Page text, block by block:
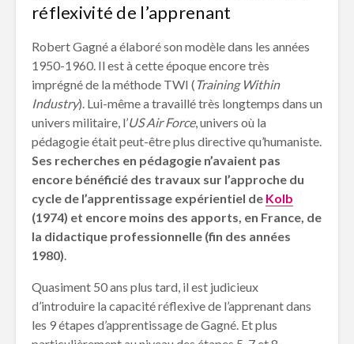
réflexivité de l’apprenant
Robert Gagné a élaboré son modèle dans les années
1950-1960. Il est à cette époque encore très
imprégné de la méthode TWI ( Training Within
Industry). Lui-même a travaillé très longtemps dans un
univers militaire, l’US Air Force, univers où la
pédagogie était peut-être plus directive qu’humaniste.
Ses recherches en pédagogie n’avaient pas
encore bénéficié des travaux sur l’approche du
cycle de l’apprentissage expérientiel de Kolb
(1974) et encore moins des apports, en France, de
la didactique professionnelle (fin des années
1980).
Quasiment 50 ans plus tard, il est judicieux
d’introduire la capacité réflexive de l’apprenant dans
les 9 étapes d’apprentissage de Gagné. Et plus